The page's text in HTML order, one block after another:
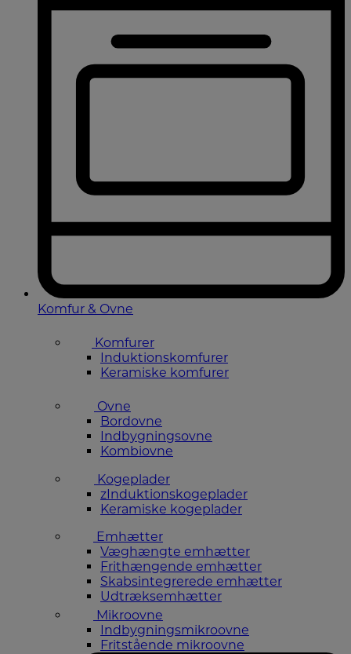
Komfur & Ovne
Komfurer
Induktionskomfurer
Keramiske komfurer
Ovne
Bordovne
Indbygningsovne
Kombiovne
Kogeplader
zInduktionskogeplader
Keramiske kogeplader
Emhætter
Væghængte emhætter
Frithængende emhætter
Skabsintegrerede emhætter
Udtræksemhætter
Mikroovne
Indbygningsmikroovne
Fritstående mikroovne